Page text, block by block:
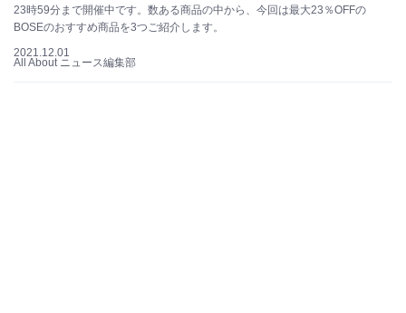
23時59分まで開催中です。数ある商品の中から、今回は最大23％OFFの
BOSEのおすすめ商品を3つご紹介します。
2021.12.01
All About ニュース編集部